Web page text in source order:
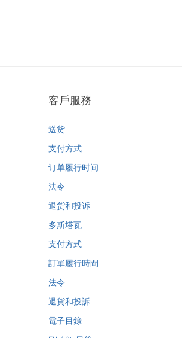
客戶服務
送货
支付方式
订单履行时间
法令
退货和投诉
多斯塔瓦
支付方式
訂單履行時間
法令
退貨和投訴
電子目錄